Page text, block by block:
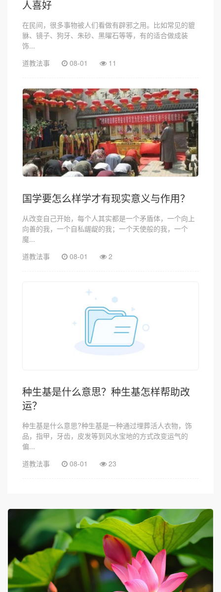
人喜好
在民间，很多事物被人们看做有辟邪之用。比如常见的貔
貅、镜子、狗牙、朱砂、黑曜石等等，有的适合做成装
饰...
道教法事
08-01 11
国学要怎么样学才有现实意义与作用？
从改变自己开始，每个人其实都是一个矛盾体，一个向上
向善的我，一个自私龌龊的我；一个天使般的我，一个
魔...
道教法事
08-01 2
种生基是什么意思？种生基怎样帮助改
运？
种生基是什么意思?种生基是一种通过埋葬活人衣物，饰
品，指甲，牙齿，皮发等到风水宝地的方式改变运气的
偏...
道教法事
08-01 23